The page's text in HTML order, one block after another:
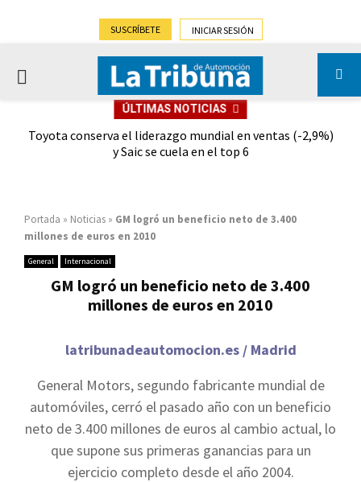
SUSCRÍBETE INICIAR SESIÓN
PRIMARY
ÚLTIMAS NOTICIAS
Toyota conserva el liderazgo mundial en ventas (-2,9%)
y Saic se cuela en el top 6
Portada » Noticias » GM logró un beneficio neto de 3.400
millones de euros en 2010
General Internacional
GM logró un beneficio neto de 3.400
millones de euros en 2010
latribunadeautomocion.es / Madrid
General Motors, segundo fabricante mundial de
automóviles, cerró el pasado año con un beneficio
neto de 3.400 millones de euros al cambio actual, lo
que supone sus primeras ganancias para un
ejercicio completo desde el año 2004.